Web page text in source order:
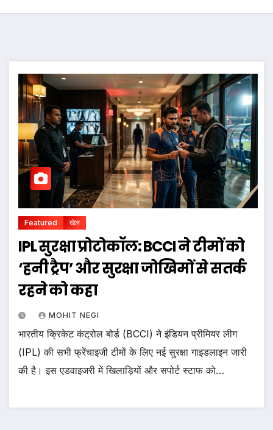
Featured खेल
IPL सुरक्षा प्रोटोकॉल: BCCI ने टीमों को
‘हनी ट्रैप’ और सुरक्षा जोखिमों से सतर्क
रहने को कहा
MOHIT NEGI
भारतीय क्रिकेट कंट्रोल बोर्ड (BCCI) ने इंडियन प्रीमियर लीग
(IPL) की सभी फ्रेंचाइजी टीमों के लिए नई सुरक्षा गाइडलाइन जारी
की है। इस एडवाइजरी में खिलाड़ियों और सपोर्ट स्टाफ को…